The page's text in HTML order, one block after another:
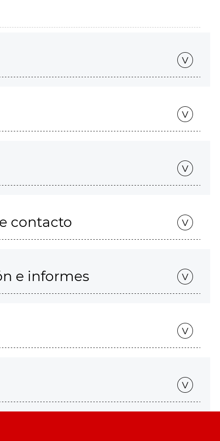
contacto
e informes